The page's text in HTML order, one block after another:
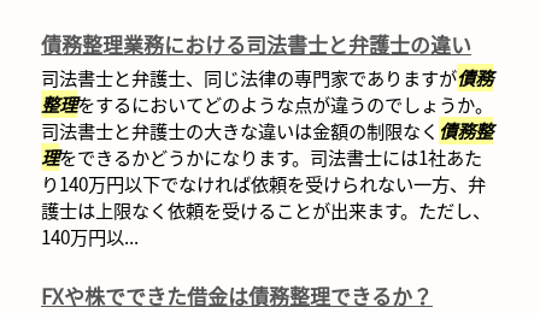
債務整理業務における司法書士と弁護士の違い
司法書士と弁護士、同じ法律の専門家でありますが債務
整理をするにおいてどのような点が違うのでしょうか。
司法書士と弁護士の大きな違いは金額の制限なく 債務整
理をできるかどうかになります。司法書士には1社あた
り140万円以下でなければ依頼を受けられない一方、弁
護士は上限なく依頼を受けることが出来ます。ただし、
140万円以...
FXや株でできた借金は債務整理できるか？